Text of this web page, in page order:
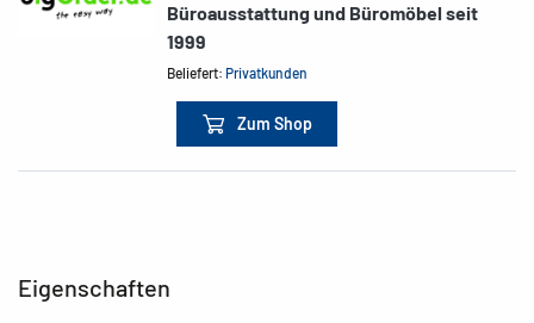
Büroausstattung und Büromöbel seit
1999
Beliefert:Privatkunden
Zum Shop
Eigenschaften